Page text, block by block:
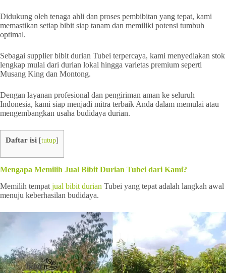
Didukung oleh tenaga ahli dan proses pembibitan yang tepat, kami
memastikan setiap bibit siap tanam dan memiliki potensi tumbuh
optimal.
Sebagai supplier bibit durian Tubei terpercaya, kami menyediakan stok
lengkap mulai dari durian lokal hingga varietas premium seperti
Musang King dan Montong.
Dengan layanan profesional dan pengiriman aman ke seluruh
Indonesia, kami siap menjadi mitra terbaik Anda dalam memulai atau
mengembangkan usaha budidaya durian.
Daftar isi [tutup]
Mengapa Memilih Jual Bibit Durian Tubei dari Kami?
Memilih tempat jual bibit durian Tubei yang tepat adalah langkah awal
menuju keberhasilan budidaya.